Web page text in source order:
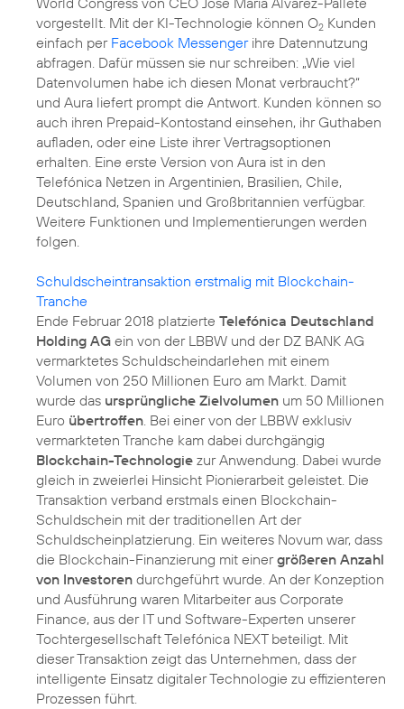
vorgestellt. Mit der KI-Technologie können O2 Kunden
einfach per Facebook Messengerihre Datennutzung
abfragen. Dafür müssen sie nur schreiben: „Wie viel
Datenvolumen habe ich diesen Monat verbraucht?“
und Aura liefert prompt die Antwort. Kunden können so
auch ihren Prepaid-Kontostand einsehen, ihr Guthaben
aufladen, oder eine Liste ihrer Vertragsoptionen
erhalten. Eine erste Version von Aura ist in den
Telefónica Netzen in Argentinien, Brasilien, Chile,
Deutschland, Spanien und Großbritannien verfügbar.
Weitere Funktionen und Implementierungen werden
folgen.
Schuldscheintransaktion erstmalig mit Blockchain-
Tranche
Ende Februar 2018 platzierte Telefónica Deutschland
Holding AG ein von der LBBW und der DZ BANK AG
vermarktetes Schuldscheindarlehen mit einem
Volumen von 250 Millionen Euro am Markt. Damit
wurde das ursprüngliche Zielvolumen um 50 Millionen
Euro übertroffen. Bei einer von der LBBW exklusiv
vermarkteten Tranche kam dabei durchgängig
Blockchain-Technologie zur Anwendung. Dabei wurde
gleich in zweierlei Hinsicht Pionierarbeit geleistet. Die
Transaktion verband erstmals einen Blockchain-
Schuldschein mit der traditionellen Art der
Schuldscheinplatzierung. Ein weiteres Novum war, dass
die Blockchain-Finanzierung mit einergrößeren Anzahl
von Investoren durchgeführt wurde. An der Konzeption
und Ausführung waren Mitarbeiter aus Corporate
Finance, aus der IT und Software-Experten unserer
Tochtergesellschaft Telefónica NEXT beteiligt. Mit
dieser Transaktion zeigt das Unternehmen, dass der
intelligente Einsatz digitaler Technologie zu effizienteren
Prozessen führt.